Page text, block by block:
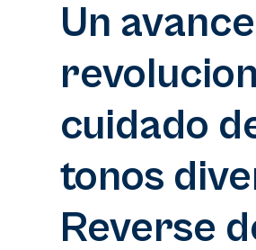
Un avance
cuidado
tonos
Reverse